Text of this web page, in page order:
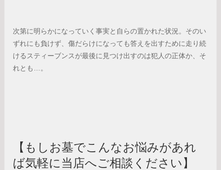
次第に明らかになっていく事実と自らの置かれた状況。そのい
ずれにも負けず、傷だらけになっても答えを出すために走り続
けるスティーブンスが最後に見つけ出すのは犯人の正体か、そ
れとも…。
【もしお墓でこんなお悩みがあれ
ば気軽に当店へご相談ください】